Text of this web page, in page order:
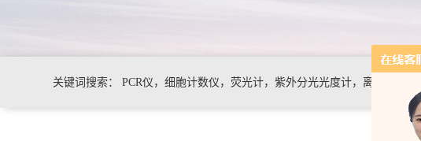
关键词搜索： PCR仪，细胞计数仪，荧光计，紫外分光光度计，离心机，电